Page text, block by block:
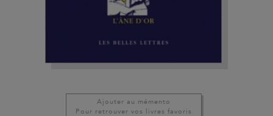
Ajouter au mémento
Pour retrouver vos livres favoris